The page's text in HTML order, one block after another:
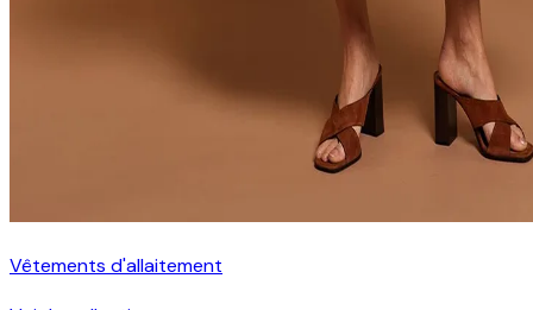
Vêtements d'allaitement